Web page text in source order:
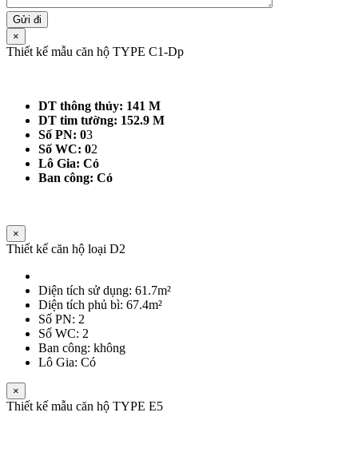
×
Thiết kế mẫu căn hộ TYPE C1-Dp
DT thông thủy: 141 M
DT tim tường: 152.9 M
Số PN: 03
Số WC: 02
Lô Gia: Có
Ban công: Có
×
Thiết kế căn hộ loại D2
Diện tích sử dụng: 61.7m²
Diện tích phủ bì: 67.4m²
Số PN: 2
Số WC: 2
Ban công: không
Lô Gia: Có
×
Thiết kế mẫu căn hộ TYPE E5